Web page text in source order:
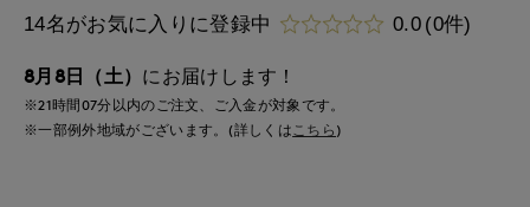
14名がお気に入りに登録中 0.0 (0件)
8月8日（土） にお届けします！
※21時間07分以内のご注文、ご入金が対象です。
※一部例外地域がございます。(詳しくは こちら )